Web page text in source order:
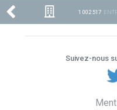
1 002 517
Suivez-nous